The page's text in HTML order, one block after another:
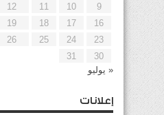
9
10
11
12
16
17
18
19
23
24
25
26
30
31
« يوليو
إعلانات